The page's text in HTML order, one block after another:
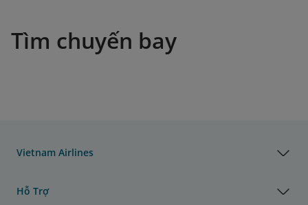
Tìm chuyến bay
Vietnam Airlines
Hỗ Trợ